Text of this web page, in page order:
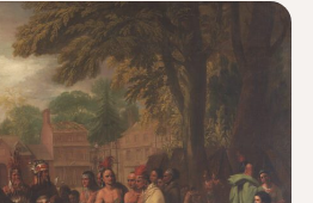
شارك